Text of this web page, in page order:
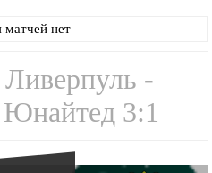
матчей нет
-
3:1